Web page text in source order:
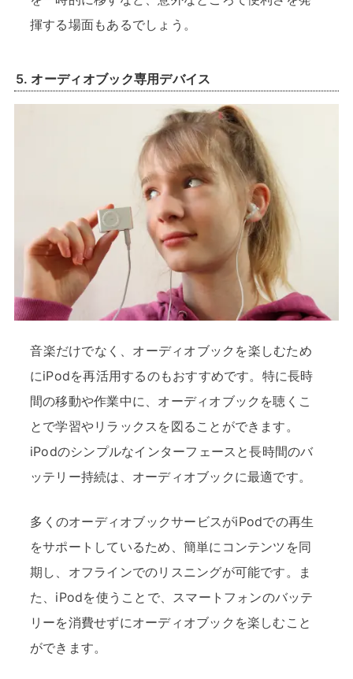
揮する場面もあるでしょう。
5. オーディオブック専用デバイス
音楽だけでなく、オーディオブックを楽しむため
にiPodを再活用するのもおすすめです。特に長時
間の移動や作業中に、オーディオブックを聴くこ
とで学習やリラックスを図ることができます。
iPodのシンプルなインターフェースと長時間のバ
ッテリー持続は、オーディオブックに最適です。
多くのオーディオブックサービスがiPodでの再生
をサポートしているため、簡単にコンテンツを同
期し、オフラインでのリスニングが可能です。ま
た、iPodを使うことで、スマートフォンのバッテ
リーを消費せずにオーディオブックを楽しむこと
ができます。